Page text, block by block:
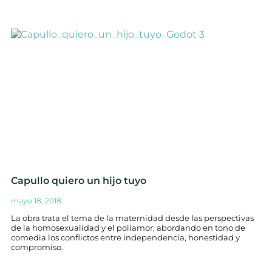
Capullo quiero un hijo tuyo
mayo 18, 2018
La obra trata el tema de la maternidad desde las perspectivas
de la homosexualidad y el poliamor, abordando en tono de
comedia los conflictos entre independencia, honestidad y
compromiso.